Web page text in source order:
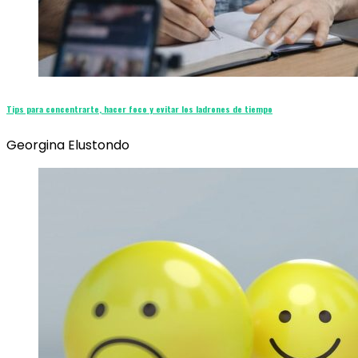
Tips para concentrarte, hacer foco y evitar los ladrones de tiempo
Georgina Elustondo